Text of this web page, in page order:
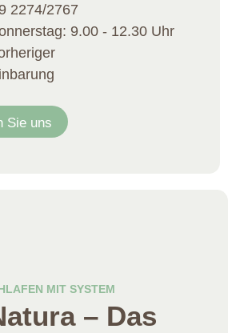
2274/2767
9.00 - 12.30 Uhr
Sie uns
MIT SYSTEM
– Das